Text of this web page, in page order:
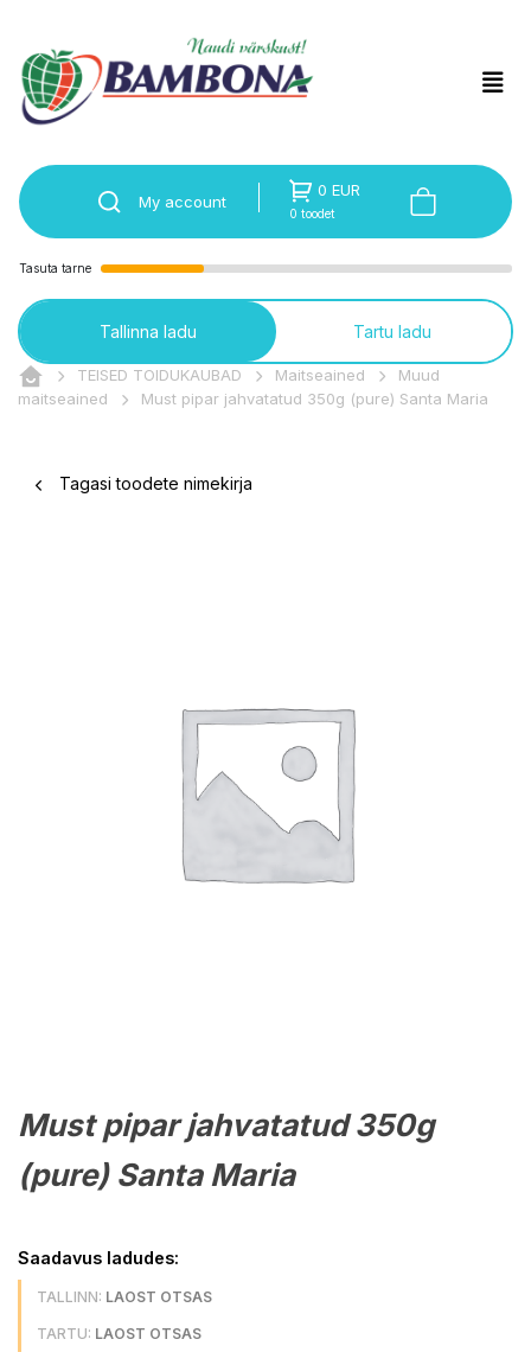
My account
0 EUR
0 toodet
Tasuta tarne
Tallinna ladu Tartu ladu
TEISED TOIDUKAUBAD Maitseained
Muud
maitseained
Must pipar jahvatatud 350g (pure) Santa Maria
Tagasi toodete nimekirja
Must pipar jahvatatud 350g
(pure) Santa Maria
Saadavus ladudes:
TALLINN: LAOST OTSAS
TARTU: LAOST OTSAS